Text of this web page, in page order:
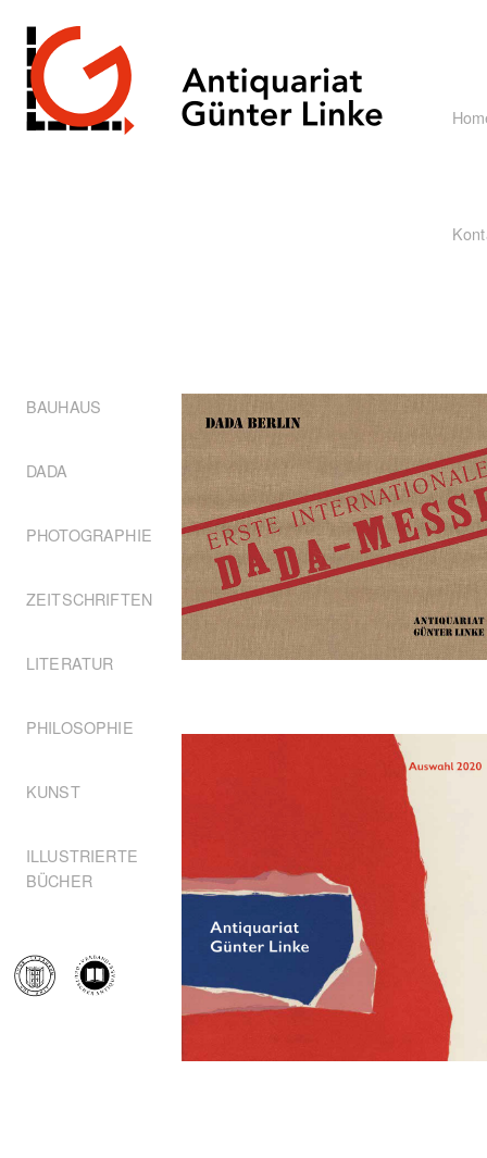
BAUHAUS
DADA
PHOTOGRAPHIE
ZEITSCHRIFTEN
LITERATUR
PHILOSOPHIE
KUNST
ILLUSTRIERTE
BÜCHER